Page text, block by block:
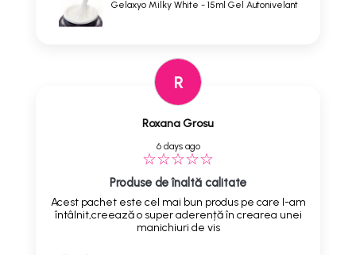
Gelaxyo Milky White - 15ml Gel Autonivelant
R
Roxana Grosu
6 days ago
Produse de înaltă calitate
Acest pachet este cel mai bun produs pe care l-am
întâlnit,creează o super aderență în crearea unei
manichiuri de vis